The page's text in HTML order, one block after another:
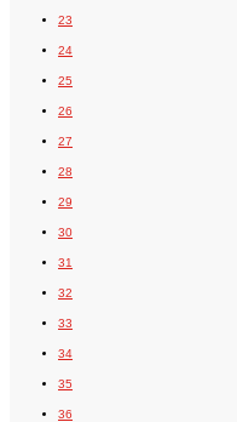
23
24
25
26
27
28
29
30
31
32
33
34
35
36